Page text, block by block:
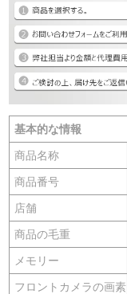
基本的な情報
商品名称
商品番号
店舗
商品の毛重
メモリー
フロントカメラの画素